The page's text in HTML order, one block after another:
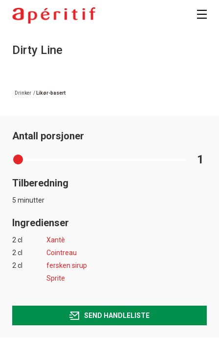
Dirty Line
Drinker / Likør-basert
Antall porsjoner
1
Tilberedning
5 minutter
Ingredienser
2 cl
Xantè
2 cl
Cointreau
2 cl
fersken sirup
Sprite
SEND HANDLELISTE